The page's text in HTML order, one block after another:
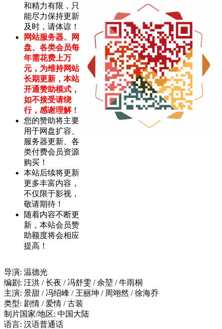
和精力有限，只
能尽力保持更新
及时，请体谅！
网站服务器、网
盘、各类会员每
年需花费上万
元，为维持网站
长期更新，本站
开通赞助模式，
如不接受请绕
行，感谢理解！
您的赞助将主要
用于网盘扩容、
服务器更新、各
类付费会员资源
购买！
本站后续将更新
更多丰富内容，
不仅限于影视，
敬请期待！
随着内容不断更
新，本站会员赞
助额度将会相应
提高！
导演: 温德光
编剧: 汪洪 / 长夜 / 冯舒雯 / 余堃 / 牛雨桐
主演: 景甜 / 冯绍峰 / 王丽坤 / 周翊然 / 徐海乔
类型: 剧情 / 爱情 / 古装
制片国家/地区: 中国大陆
语言: 汉语普通话